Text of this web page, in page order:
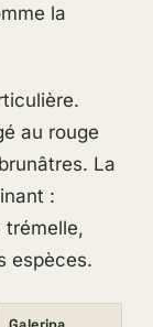
la
au rouge
La
:
trémelle,
espèces.